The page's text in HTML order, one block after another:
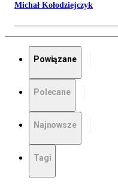
Michał Kołodziejczyk
Powiązane
Polecane
Najnowsze
Tagi